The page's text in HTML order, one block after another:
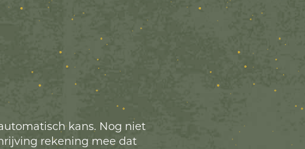
kans. Nog niet
rekening mee dat